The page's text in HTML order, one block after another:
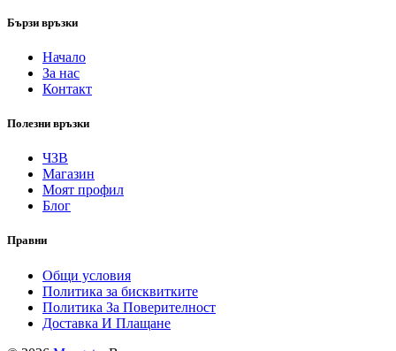
Бързи връзки
Начало
За нас
Контакт
Полезни връзки
ЧЗВ
Магазин
Моят профил
Блог
Правни
Общи условия
Политика за бисквитките
Политика За Поверителност
Доставка И Плащане